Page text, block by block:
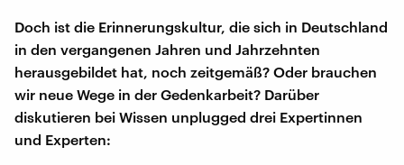
Doch ist die Erinnerungskultur, die sich in Deutschland
in den vergangenen Jahren und Jahrzehnten
herausgebildet hat, noch zeitgemäß? Oder brauchen
wir neue Wege in der Gedenkarbeit? Darüber
diskutieren bei Wissen unplugged drei Expertinnen
und Experten: